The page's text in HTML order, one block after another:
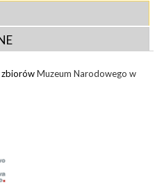
zbiorówMuzeum Narodowego w